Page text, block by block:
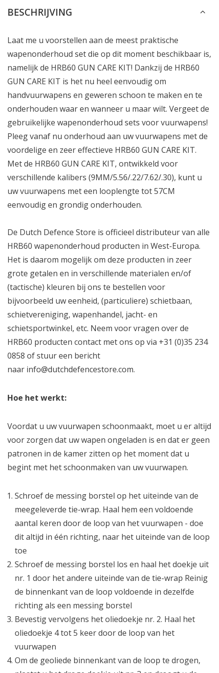
BESCHRIJVING
Laat me u voorstellen aan de meest praktische
wapenonderhoud set die op dit moment beschikbaar is,
namelijk de HRB60 GUN CARE KIT! Dankzij de HRB60
GUN CARE KIT is het nu heel eenvoudig om
handvuurwapens en geweren schoon te maken en te
onderhouden waar en wanneer u maar wilt. Vergeet de
gebruikelijke wapenonderhoud sets voor vuurwapens!
Pleeg vanaf nu onderhoud aan uw vuurwapens met de
voordelige en zeer effectieve HRB60 GUN CARE KIT.
Met de HRB60 GUN CARE KIT, ontwikkeld voor
verschillende kalibers (9MM/5.56/.22/7.62/.30), kunt u
uw vuurwapens met een looplengte tot 57CM
eenvoudig en grondig onderhouden.
De Dutch Defence Store is officieel distributeur van alle
HRB60 wapenonderhoud producten in West-Europa.
Het is daarom mogelijk om deze producten in zeer
grote getalen en in verschillende materialen en/of
(tactische) kleuren bij ons te bestellen voor
bijvoorbeeld uw eenheid, (particuliere) schietbaan,
schietvereniging, wapenhandel, jacht- en
schietsportwinkel, etc. Neem voor vragen over de
HRB60 producten contact met ons op via +31 (0)35 234
0858 of stuur een bericht
naar info@dutchdefencestore.com.
Hoe het werkt:
Voordat u uw vuurwapen schoonmaakt, moet u er altijd
voor zorgen dat uw wapen ongeladen is en dat er geen
patronen in de kamer zitten op het moment dat u
begint met het schoonmaken van uw vuurwapen.
Schroef de messing borstel op het uiteinde van de
meegeleverde tie-wrap. Haal hem een voldoende
aantal keren door de loop van het vuurwapen - doe
dit altijd in één richting, naar het uiteinde van de loop
toe
Schroef de messing borstel los en haal het doekje uit
nr. 1 door het andere uiteinde van de tie-wrap Reinig
de binnenkant van de loop voldoende in dezelfde
richting als een messing borstel
Bevestig vervolgens het oliedoekje nr. 2. Haal het
oliedoekje 4 tot 5 keer door de loop van het
vuurwapen
Om de geoliede binnenkant van de loop te drogen,